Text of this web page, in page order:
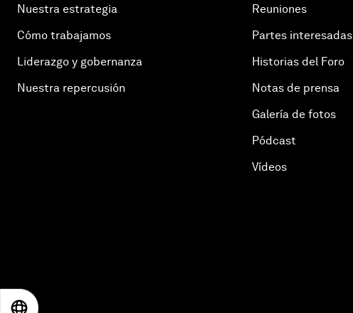
Nuestra estrategia
Cómo trabajamos
Liderazgo y gobernanza
Nuestra repercusión
Reuniones
Partes interesadas
Historias del Foro
Notas de prensa
Galería de fotos
Pódcast
Vídeos